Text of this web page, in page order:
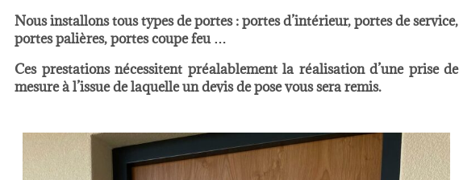
Nous installons tous types de portes : portes d’intérieur, portes de service,
portes palières, portes coupe feu …
Ces prestations nécessitent préalablement la réalisation d’une prise de
mesure à l’issue de laquelle un devis de pose vous sera remis.